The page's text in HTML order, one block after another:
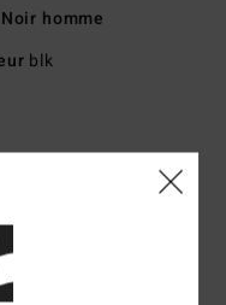
homme
blk
avec un mélange
Foam en partie